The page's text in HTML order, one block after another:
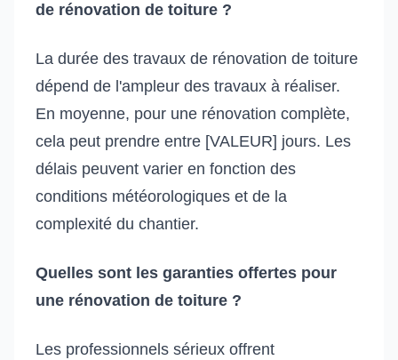
de rénovation de toiture ?
La durée des travaux de rénovation de toiture
dépend de l'ampleur des travaux à réaliser.
En moyenne, pour une rénovation complète,
cela peut prendre entre [VALEUR] jours. Les
délais peuvent varier en fonction des
conditions météorologiques et de la
complexité du chantier.
Quelles sont les garanties offertes pour
une rénovation de toiture ?
Les professionnels sérieux offrent